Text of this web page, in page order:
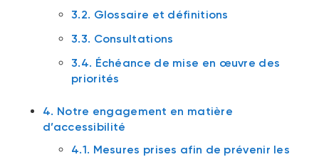
3.2. Glossaire et définitions
3.3. Consultations
3.4. Échéance de mise en œuvre des
priorités
4. Notre engagement en matière
d’accessibilité
4.1. Mesures prises afin de prévenir les